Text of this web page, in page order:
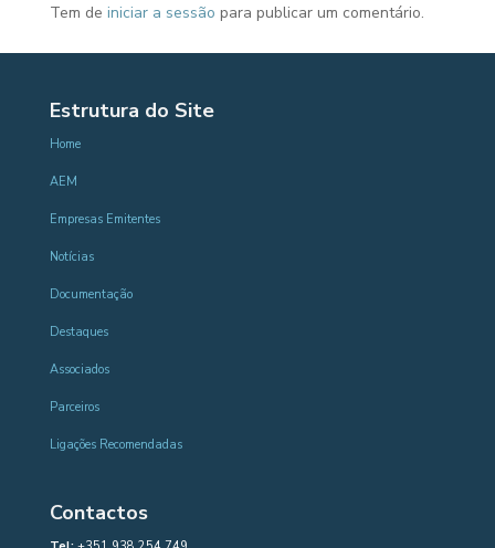
Tem de iniciar a sessão para publicar um comentário.
Estrutura do Site
Home
AEM
Empresas Emitentes
Notícias
Documentação
Destaques
Associados
Parceiros
Ligações Recomendadas
Contactos